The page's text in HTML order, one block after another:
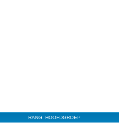
RANG HOOFDGROEP